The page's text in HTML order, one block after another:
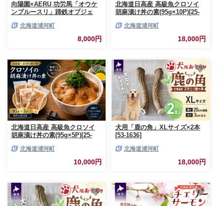
向陽園×AERU 功労馬「オウケ
ンブルースリ」蹄鉄オブジェ
北海道浦河町
8,000円
北海道日高産 高級魚クロソイ
胡麻漬け丼の素(95g×10P)[25-
北海道浦河町
18,000円
北海道日高産 高級魚クロソイ
胡麻漬け丼の素(95g×5P)[25-
北海道浦河町
10,000円
犬用「鹿の角」XLサイズ×2本
[53-1636]
北海道浦河町
18,000円